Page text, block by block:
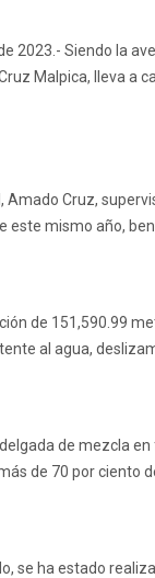
2023.- Siendo la
Malpica, lleva a
Amado Cruz,
este mismo año,
de 151,590.99
al agua,
de mezcla
de 70 por ciento
se ha estado